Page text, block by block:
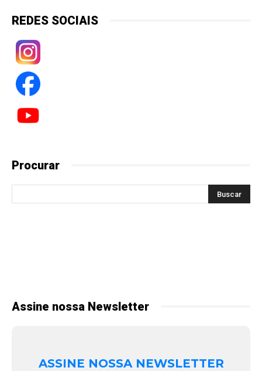
REDES SOCIAIS
Procurar
Assine nossa Newsletter
ASSINE NOSSA NEWSLETTER